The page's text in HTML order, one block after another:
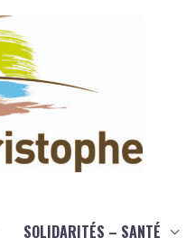
SOLIDARITÉS – SANTÉ